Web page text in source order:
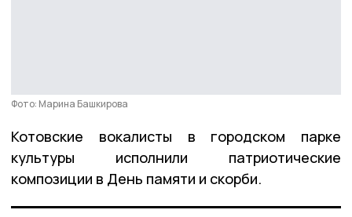
Фото: Марина Башкирова
Котовские вокалисты в городском парке
культуры исполнили патриотические
композиции в День памяти и скорби.